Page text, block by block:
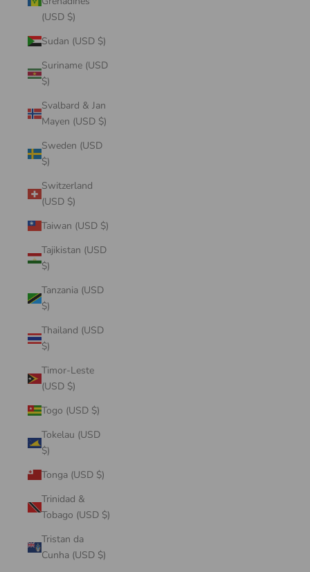
(USD $)
Sudan (USD $)
Suriname (USD
$)
Svalbard & Jan
Mayen (USD $)
Sweden (USD
$)
Switzerland
(USD $)
Taiwan (USD $)
Tajikistan (USD
$)
Tanzania (USD
$)
Thailand (USD
$)
Timor-Leste
(USD $)
Togo (USD $)
Tokelau (USD
$)
Tonga (USD $)
Trinidad &
Tobago (USD $)
Tristan da
Cunha (USD $)